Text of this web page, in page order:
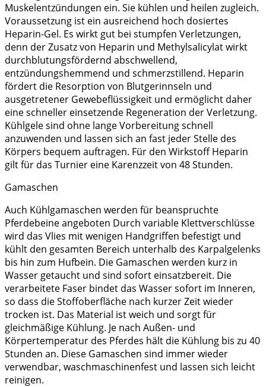
Muskelentzündungen ein. Sie kühlen und heilen zugleich.
Voraussetzung ist ein ausreichend hoch dosiertes
Heparin-Gel. Es wirkt gut bei stumpfen Verletzungen,
denn der Zusatz von Heparin und Methylsalicylat wirkt
durchblutungsfördernd abschwellend,
entzündungshemmend und schmerzstillend. Heparin
fördert die Resorption von Blutgerinnseln und
ausgetretener Gewebeflüssigkeit und ermöglicht daher
eine schneller einsetzende Regeneration der Verletzung.
Kühlgele sind ohne lange Vorbereitung schnell
anzuwenden und lassen sich an fast jeder Stelle des
Körpers bequem auftragen. Für den Wirkstoff Heparin
gilt für das Turnier eine Karenzzeit von 48 Stunden.
Gamaschen
Auch Kühlgamaschen werden für beanspruchte
Pferdebeine angeboten Durch variable Klettverschlüsse
wird das Vlies mit wenigen Handgriffen befestigt und
kühlt den gesamten Bereich unterhalb des Karpalgelenks
bis hin zum Hufbein. Die Gamaschen werden kurz in
Wasser getaucht und sind sofort einsatzbereit. Die
verarbeitete Faser bindet das Wasser sofort im Inneren,
so dass die Stoffoberfläche nach kurzer Zeit wieder
trocken ist. Das Material ist weich und sorgt für
gleichmäßige Kühlung. Je nach Außen- und
Körpertemperatur des Pferdes hält die Kühlung bis zu 40
Stunden an. Diese Gamaschen sind immer wieder
verwendbar, waschmaschinenfest und lassen sich leicht
reinigen.